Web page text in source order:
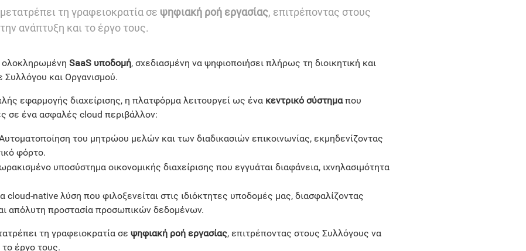
τη γραφειοκρατία σε ψηφιακή ροή εργασίας, επιτρέποντας στους
ανάπτυξη και το έργο τους.
ολοκληρωμένη SaaS υποδομή, σχεδιασμένη να ψηφιοποιήσει πλήρως τη διοικητική και
Συλλόγου και Οργανισμού.
εφαρμογής διαχείρισης, η πλατφόρμα λειτουργεί ως ένα κεντρικό σύστημαπου
σε ένα ασφαλές cloud περιβάλλον:
του μητρώου μελών και των διαδικασιών επικοινωνίας, εκμηδενίζοντας
φόρτο.
υποσύστημα οικονομικής διαχείρισης που εγγυάται διαφάνεια, ιχνηλασιμότητα
cloud-native λύση που φιλοξενείται στις ιδιόκτητες υποδομές μας, διασφαλίζοντας
απόλυτη προστασία προσωπικών δεδομένων.
τη γραφειοκρατία σε ψηφιακή ροή εργασίας, επιτρέποντας στους Συλλόγους να
έργο τους.